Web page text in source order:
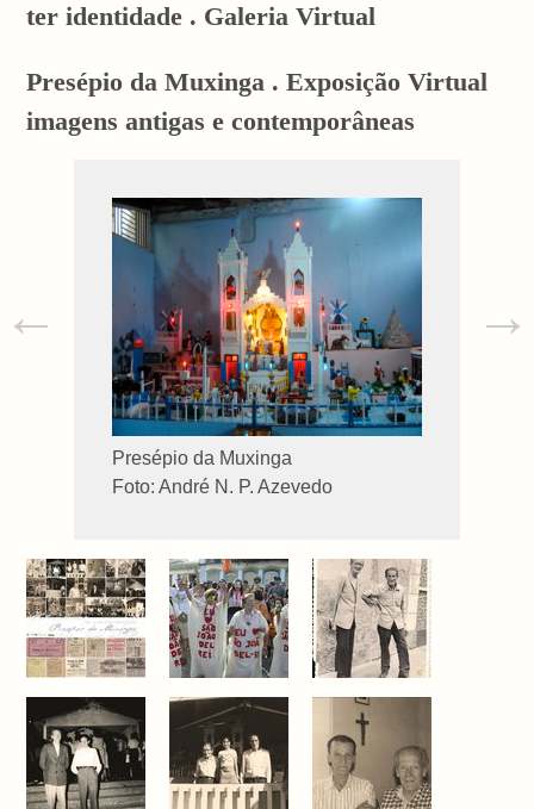
ter identidade . Galeria Virtual
Presépio da Muxinga . Exposição Virtual
imagens antigas e contemporâneas
Presépio da Muxinga
Foto: André N. P. Azevedo
← →